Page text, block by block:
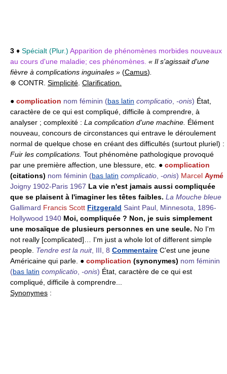
3 ♦ Spécialt (Plur.) Apparition de phénomènes morbides nouveaux
au cours d'une maladie; ces phénomènes. « Il s'agissait d'une
fièvre à complications inguinales » (Camus)
⊗ CONTR. Simplicité Clarification.
● complication nom féminin (bas latin complicatio -onis) État,
caractère de ce qui est compliqué, difficile à comprendre, à
analyser ; complexité : La complication d'une machine. Élément
nouveau, concours de circonstances qui entrave le déroulement
normal de quelque chose en créant des difficultés (surtout pluriel) :
Fuir les complications. Tout phénomène pathologique provoqué
par une première affection, une blessure, etc. ● complication
(citations) nom féminin (bas latin complicatio -onis) Marcel Aymé
Joigny 1902-Paris 1967 La vie n'est jamais aussi compliquée
que se plaisent à l'imaginer les têtes faibles. La Mouche bleue
Gallimard Francis Scott Fitzgerald Saint Paul, Minnesota, 1896-
Hollywood 1940 Moi, compliquée ? Non, je suis simplement
une mosaïque de plusieurs personnes en une seule. No I'm
not really [complicated]… I'm just a whole lot of different simple
people. Tendre est la nuit, III, 8 Commentaire C'est une jeune
Américaine qui parle. ● complication (synonymes) nom féminin
(bas latin complicatio -onis) État, caractère de ce qui est
compliqué, difficile à comprendre...
Synonymes :